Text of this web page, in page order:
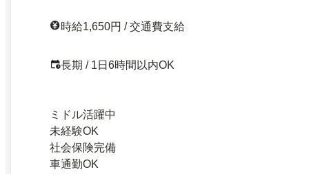
時給1,650円 / 交通費支給
長期 / 1日6時間以内OK
ミドル活躍中
未経験OK
社会保険完備
車通勤OK